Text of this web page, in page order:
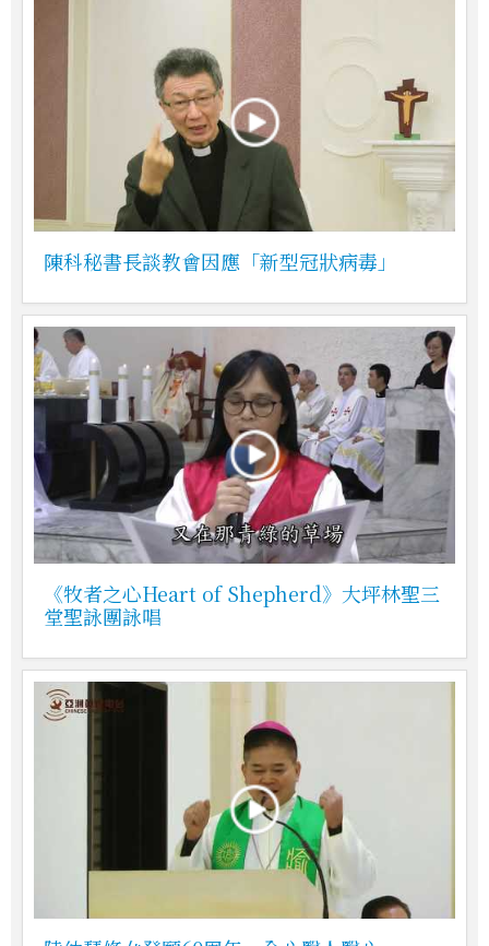
陳科秘書長談教會因應「新型冠狀病毒」
《牧者之心Heart of Shepherd》大坪林聖三
堂聖詠團詠唱